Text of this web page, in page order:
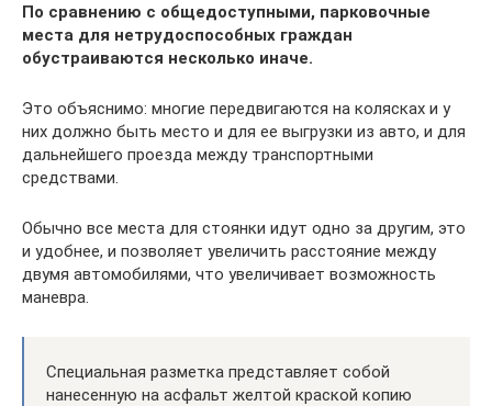
По сравнению с общедоступными, парковочные
места для нетрудоспособных граждан
обустраиваются несколько иначе.
Это объяснимо: многие передвигаются на колясках и у
них должно быть место и для ее выгрузки из авто, и для
дальнейшего проезда между транспортными
средствами.
Обычно все места для стоянки идут одно за другим, это
и удобнее, и позволяет увеличить расстояние между
двумя автомобилями, что увеличивает возможность
маневра.
Специальная разметка представляет собой
нанесенную на асфальт желтой краской копию